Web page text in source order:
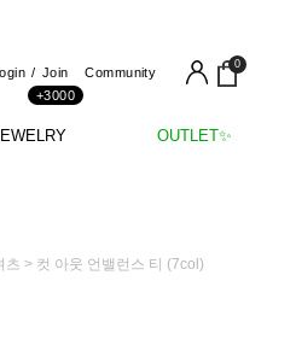
Join
+3000
Community
0
OUTLET✨
츠 > 컷 아웃 언밸런스 티 (7col)